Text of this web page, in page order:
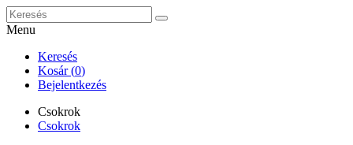
Menu
Keresés
Kosár (0)
Bejelentkezés
Csokrok
Csokrok